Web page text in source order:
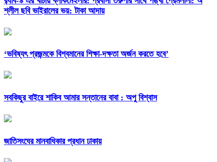
শ্লীল ছবি ভাইরালের ভয়: টাকা আদায়
‘ভবিষ্যৎ প্রজন্মকে বিশ্বমানের শিক্ষা-দক্ষতা অর্জন করতে হবে’
সবকিছুর বাইরে শাকিব আমার সন্তানের বাবা : অপু বিশ্বাস
জাতিসংঘের মানবাধিকার প্রধান ঢাকায়